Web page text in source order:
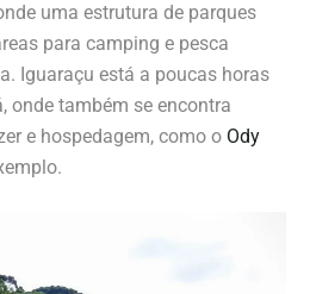
uma estrutura de parques
para camping e pesca
Iguaraçu está a poucas horas
onde também se encontra
e hospedagem, como o Ody